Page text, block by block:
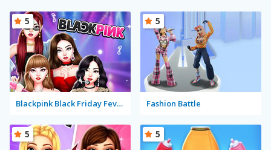
Blackpink Black Friday Fever
5
Fashion Battle
5
5 5